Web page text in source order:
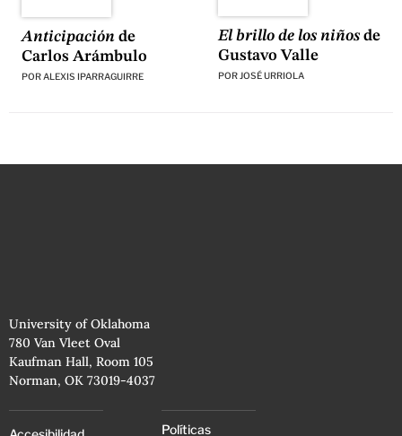
Anticipaciónde
Carlos Arámbulo
PORALEXIS IPARRAGUIRRE
El brillo de los niñosde
Gustavo Valle
POR JOSÉ URRIOLA
University of Oklahoma
780 Van Vleet Oval
Kaufman Hall, Room 105
Norman, OK 73019-4037
Políticas